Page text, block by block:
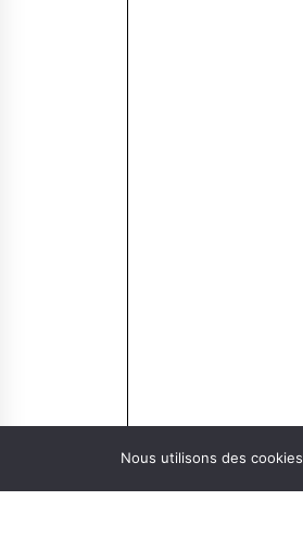
Nous utilisons des